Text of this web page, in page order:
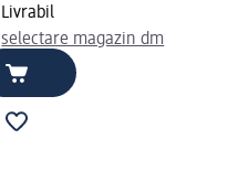
Livrabil
selectare magazin dm